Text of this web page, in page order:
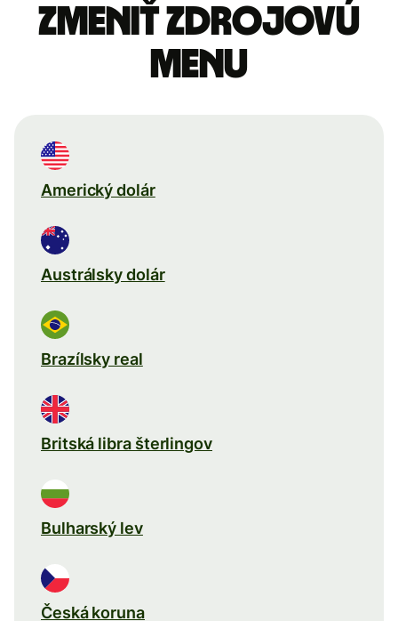
Zmeniť zdrojovú
menu
Americký dolár
Austrálsky dolár
Brazílsky real
Britská libra šterlingov
Bulharský lev
Česká koruna